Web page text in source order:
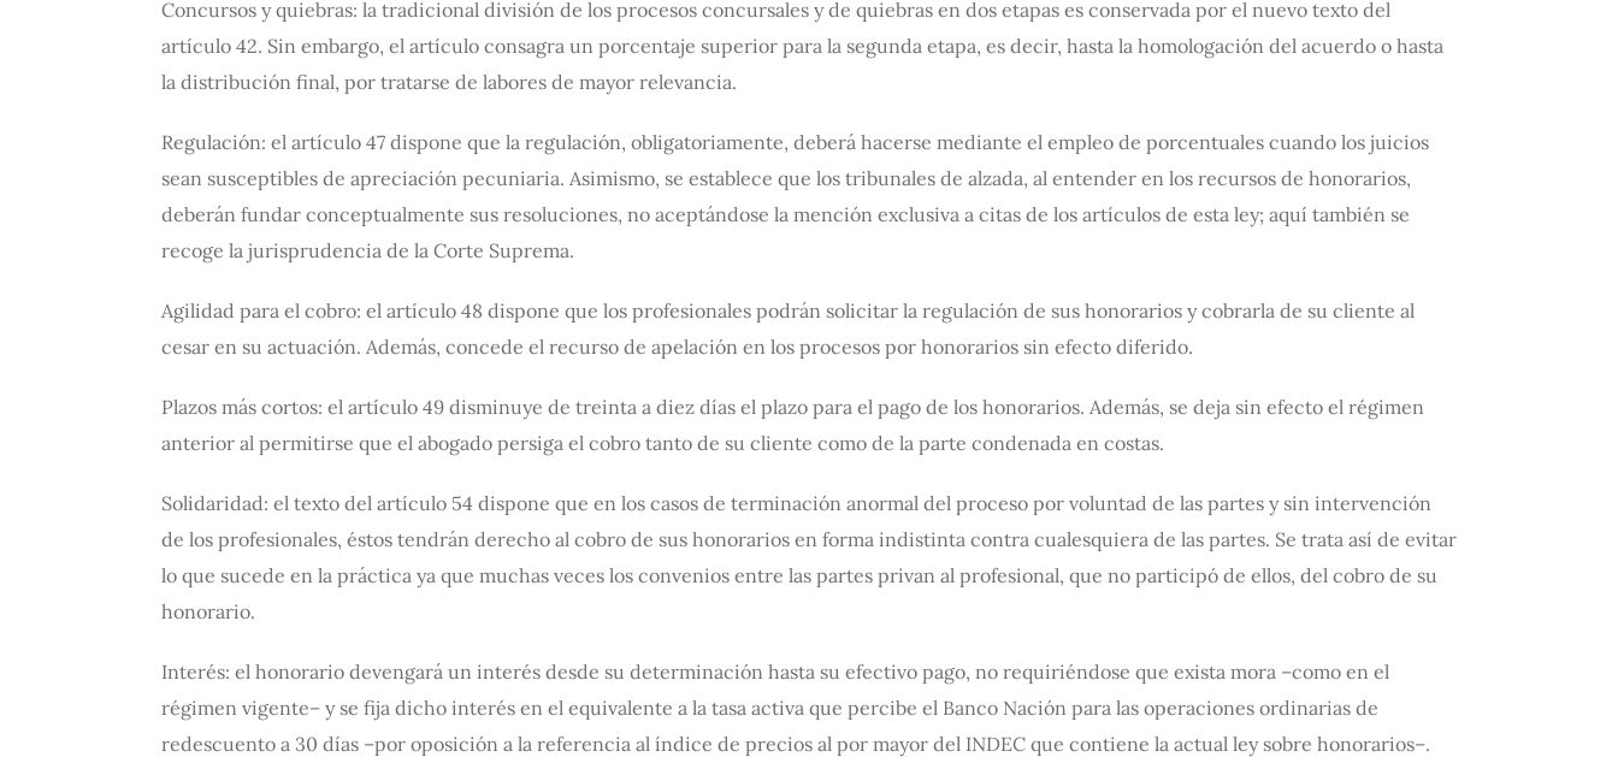
Concursos y quiebras: la tradicional división de los procesos concursales y de quiebras en dos etapas es conservada por el nuevo texto del
artículo 42. Sin embargo, el artículo consagra un porcentaje superior para la segunda etapa, es decir, hasta la homologación del acuerdo o hasta
la distribución final, por tratarse de labores de mayor relevancia.
Regulación: el artículo 47 dispone que la regulación, obligatoriamente, deberá hacerse mediante el empleo de porcentuales cuando los juicios
sean susceptibles de apreciación pecuniaria. Asimismo, se establece que los tribunales de alzada, al entender en los recursos de honorarios,
deberán fundar conceptualmente sus resoluciones, no aceptándose la mención exclusiva a citas de los artículos de esta ley; aquí también se
recoge la jurisprudencia de la Corte Suprema.
Agilidad para el cobro: el artículo 48 dispone que los profesionales podrán solicitar la regulación de sus honorarios y cobrarla de su cliente al
cesar en su actuación. Además, concede el recurso de apelación en los procesos por honorarios sin efecto diferido.
Plazos más cortos: el artículo 49 disminuye de treinta a diez días el plazo para el pago de los honorarios. Además, se deja sin efecto el régimen
anterior al permitirse que el abogado persiga el cobro tanto de su cliente como de la parte condenada en costas.
Solidaridad: el texto del artículo 54 dispone que en los casos de terminación anormal del proceso por voluntad de las partes y sin intervención
de los profesionales, éstos tendrán derecho al cobro de sus honorarios en forma indistinta contra cualesquiera de las partes. Se trata así de evitar
lo que sucede en la práctica ya que muchas veces los convenios entre las partes privan al profesional, que no participó de ellos, del cobro de su
honorario.
Interés: el honorario devengará un interés desde su determinación hasta su efectivo pago, no requiriéndose que exista mora –como en el
régimen vigente– y se fija dicho interés en el equivalente a la tasa activa que percibe el Banco Nación para las operaciones ordinarias de
redescuento a 30 días –por oposición a la referencia al índice de precios al por mayor del INDEC que contiene la actual ley sobre honorarios–.